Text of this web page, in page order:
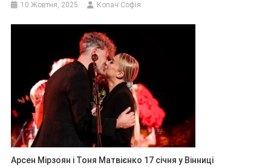
10 Жовтня, 2025 Копач Софія
Арсен Мірзоян і Тоня Матвієнко 17 січня у Вінниці